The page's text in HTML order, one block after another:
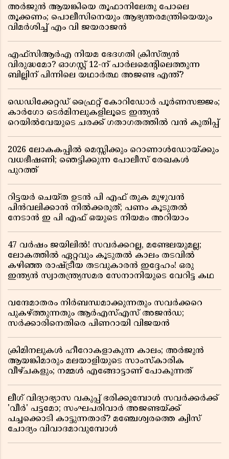
അർജുൻ ആയങ്കിയെ തൂഫാനിലേതു പോലെ
തൂക്കണം; പൊലീസിനെയും ആഭ്യന്തരമന്ത്രിയെയും
വിമർശിച്ച് എം വി ജയരാജൻ
എഫ്സിആർഎ നിയമ ഭേദഗതി ക്രിസ്ത്യൻ
വിരുദ്ധമോ? ഓഗസ്റ്റ് 12-ന് പാർലമെന്റിലെത്തുന്ന
ബില്ലിന് പിന്നിലെ യഥാർത്ഥ അജണ്ട എന്ത്?
ഡെഡിക്കേറ്റഡ് ഫ്രൈറ്റ് കോറിഡോർ പൂർണസജ്ജം;
കാർഗോ ടെർമിനലുകളിലൂടെ ഇന്ത്യൻ
റെയിൽവേയുടെ ചരക്ക് ഗതാഗതത്തിൽ വൻ കുതിപ്പ്
2026 ലോകകപ്പിൽ മെസ്സിക്കും റൊണാൾഡോയ്ക്കും
വധഭീഷണി; ഞെട്ടിക്കുന്ന പോലീസ് രേഖകൾ
പുറത്ത്
റിട്ടയർ ചെയ്ത ഉടൻ പി എഫ് തുക മുഴുവൻ
പിൻവലിക്കാൻ നിൽക്കരുത്; പണം കൂടുതൽ
നേടാൻ ഇ പി എഫ് ഒയുടെ നിയമം അറിയാം
47 വർഷം ജയിലിൽ! സവർക്കറല്ല, മണ്ടേലയുമല്ല;
ലോകത്തിൽ ഏറ്റവും കൂടുതൽ കാലം തടവിൽ
കഴിഞ്ഞ രാഷ്ട്രീയ തടവുകാരൻ ഇദ്ദേഹം! ഒരു
ഇന്ത്യൻ സ്വാതന്ത്ര്യസമര സേനാനിയുടെ വേറിട്ട കഥ
വന്ദേമാതരം നിർബന്ധമാക്കുന്നതും സവർക്കറെ
പുകഴ്ത്തുന്നതും ആർഎസ്എസ് അജൻഡ;
സർക്കാരിനെതിരെ പിണറായി വിജയൻ
ക്രിമിനലുകൾ ഹീറോകളാകുന്ന കാലം; അർജുൻ
ആയങ്കിമാരും മലയാളിയുടെ സാംസ്കാരിക
വീഴ്ചകളും; നമ്മൾ എങ്ങോട്ടാണ് പോകുന്നത്
ലീഗ് വിദ്യാഭ്യാസ വകുപ്പ് ഭരിക്കുമ്പോൾ സവർക്കർക്ക്
'വീർ' പട്ടമോ; സംഘപരിവാർ അജണ്ടയ്ക്ക്
പച്ചക്കൊടി കാട്ടുന്നതാര്? മഞ്ചേശ്വരത്തെ ക്വിസ്
ചോദ്യം വിവാദമാവുമ്പോൾ